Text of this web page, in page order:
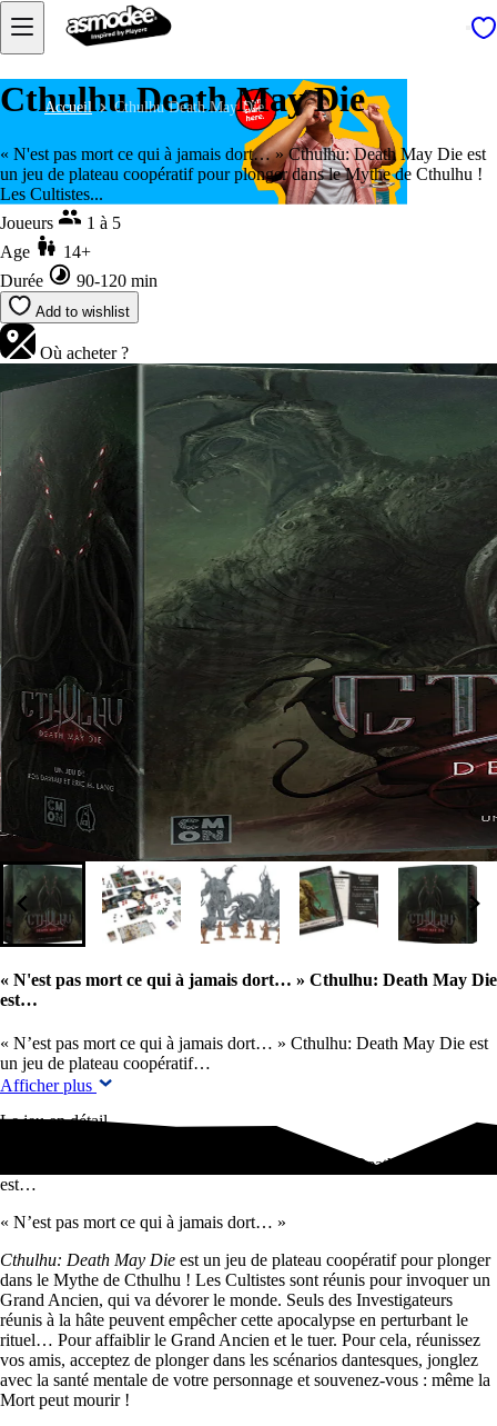
Accueil Cthulhu Death May Die
Cthulhu Death May Die
« N'est pas mort ce qui à jamais dort… » Cthulhu: Death May Die est
un jeu de plateau coopératif pour plonger dans le Mythe de Cthulhu !
Les Cultistes...
Joueurs
1 à 5
Age
14+
Durée
90-120 min
Add to wishlist
Où acheter ?
« N'est pas mort ce qui à jamais dort… » Cthulhu: Death May Die
est…
« N’est pas mort ce qui à jamais dort… » Cthulhu: Death May Die est
un jeu de plateau coopératif…
Afficher plus
Le jeu en détail
« N'est pas mort ce qui à jamais dort… » Cthulhu: Death May Die
est…
« N’est pas mort ce qui à jamais dort… »
Cthulhu: Death May Die est un jeu de plateau coopératif pour plonger
dans le Mythe de Cthulhu ! Les Cultistes sont réunis pour invoquer un
Grand Ancien, qui va dévorer le monde. Seuls des Investigateurs
réunis à la hâte peuvent empêcher cette apocalypse en perturbant le
rituel… Pour affaiblir le Grand Ancien et le tuer. Pour cela, réunissez
vos amis, acceptez de plonger dans les scénarios dantesques, jonglez
avec la santé mentale de votre personnage et souvenez-vous : même la
Mort peut mourir !